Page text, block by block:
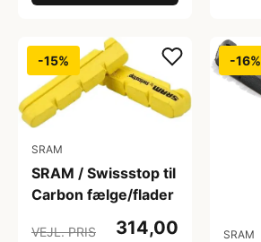
-15%
SRAM
SRAM / Swissstop til
Carbon fælge/flader
VEJL. PRIS
314,00
-16%
SRAM